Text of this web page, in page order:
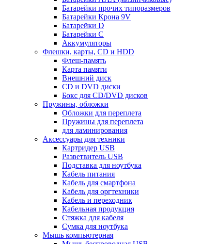
Батарейки прочих типоразмеров
Батарейки Крона 9V
Батарейки D
Батарейки С
Аккумуляторы
Флешки, карты, CD и HDD
Флеш-память
Карта памяти
Внешний диск
CD и DVD диски
Бокс для CD/DVD дисков
Пружины, обложки
Обложки для переплета
Пружины для переплета
для ламинирования
Аксессуары для техники
Картридер USB
Разветвитель USB
Подставка для ноутбука
Кабель питания
Кабель для смартфона
Кабель для оргтехники
Кабель и переходник
Кабельная продукция
Стяжка для кабеля
Сумка для ноутбука
Мышь компьютерная